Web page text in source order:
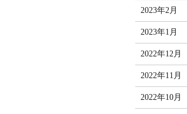
2023年2月
2023年1月
2022年12月
2022年11月
2022年10月